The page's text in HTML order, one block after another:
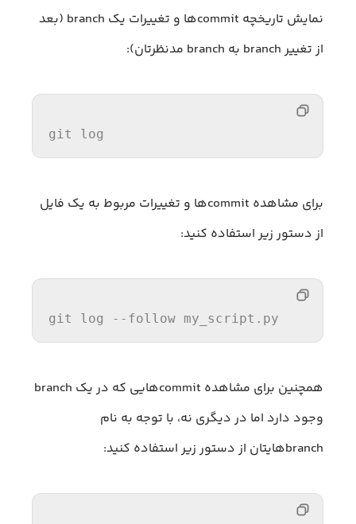
نمایش تاریخچه commit‌ها و تغییرات یک branch (بعد
از تغییر branch به branch مدنظرتان):
git log
برای مشاهده commit‌ها و تغییرات مربوط به یک فایل
از دستور زیر استفاده کنید:
git log --follow my_script.py
همچنین برای مشاهده commit‌هایی که در یک branch
وجود دارد اما در دیگری نه، با توجه به نام
branch‌هایتان از دستور زیر استفاده کنید: